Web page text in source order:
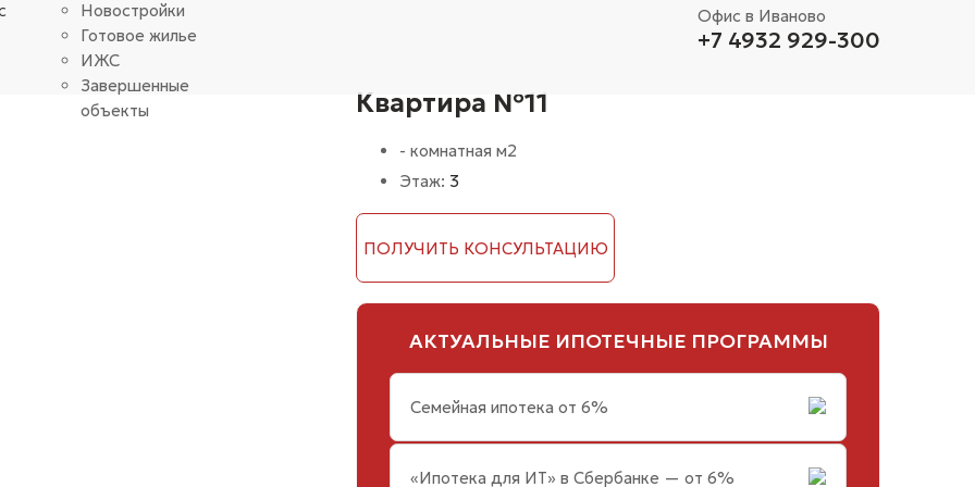
Новостройки
Готовое жилье
ИЖС
Завершенные
объекты
Офис в Иваново
+7 4932 929-300
Квартира №11
- комнатная м2
Этаж: 3
АКТУАЛЬНЫЕ ИПОТЕЧНЫЕ ПРОГРАММЫ
Семейная ипотека от 6%
«Ипотека для ИТ» в Сбербанке — от 6%